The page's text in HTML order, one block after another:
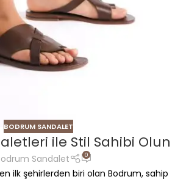
BODRUM SANDALET
ile Stil Sahibi Olun
Sandalet 0
ilk şehirlerden biri olan Bodrum, sahip